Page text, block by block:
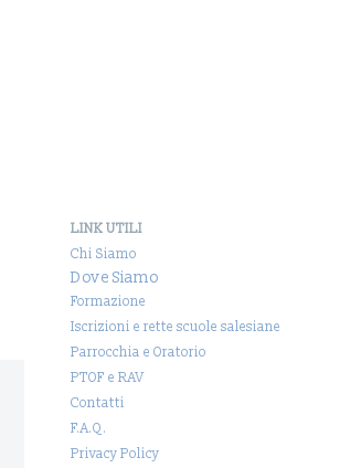
LINK UTILI
Chi Siamo
Dove Siamo
Formazione
Iscrizioni e rette scuole salesiane
Parrocchia e Oratorio
PTOF e RAV
Contatti
F.A.Q.
Privacy Policy